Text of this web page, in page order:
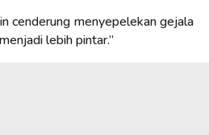
cenderung menyepelekan gejala
lebih pintar.”